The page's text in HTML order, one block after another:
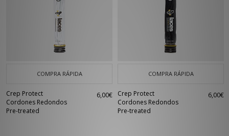
COMPRA RÁPIDA
Crep Protect
Cordones Redondos
Pre-treated
6,00€
COMPRA RÁPIDA
Crep Protect
Cordones Redondos
Pre-treated
6,00€